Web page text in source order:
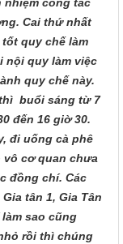
nhiệm công tác
Cai thứ nhất
quy chế làm
nội quy làm việc
quy chế này.
buổi sáng từ 7
đến 16 giờ 30.
đi uống cà phê
vô cơ quan chưa
đồng chí. Các
tân 1, Gia Tân
sao cũng
rồi thì chúng